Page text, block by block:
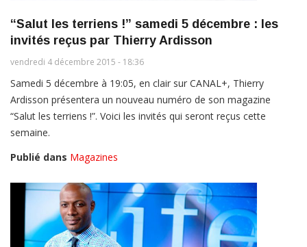
“Salut les terriens !” samedi 5 décembre : les
invités reçus par Thierry Ardisson
vendredi 4 décembre 2015 - 18:36
Samedi 5 décembre à 19:05, en clair sur CANAL+, Thierry
Ardisson présentera un nouveau numéro de son magazine
“Salut les terriens !”. Voici les invités qui seront reçus cette
semaine.
Publié dans Magazines